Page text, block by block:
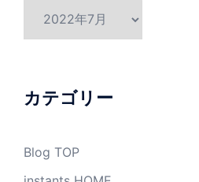
ブ
カテゴリー
Blog TOP